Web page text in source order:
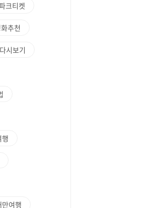
크티켓
추천
시보기
행
만여행